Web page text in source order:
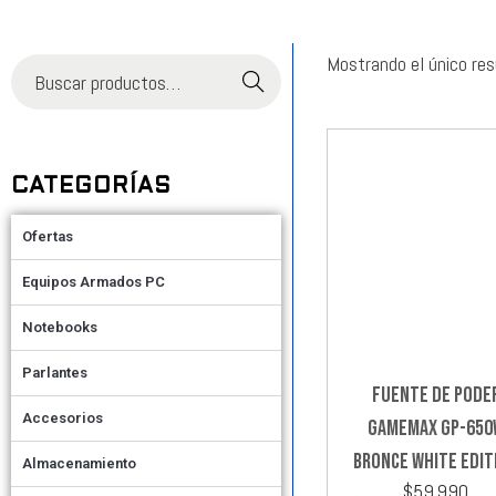
Buscar
CATEGORÍAS
Ofertas
Equipos Armados PC
Notebooks
Parlantes
Accesorios
Almacenamiento
Mostrando el único
FUENTE DE
GAMEMAX GP-
BRONCE WHITE
$59.990